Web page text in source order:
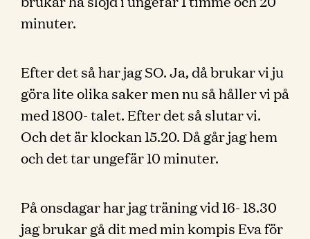
minuter.
Efter det så har jag SO. Ja, då brukar vi ju
göra lite olika saker men nu så håller vi på
med 1800- talet. Efter det så slutar vi.
Och det är klockan 15.20. Då går jag hem
och det tar ungefär 10 minuter.
På onsdagar har jag träning vid 16- 18.30
jag brukar gå dit med min kompis Eva för